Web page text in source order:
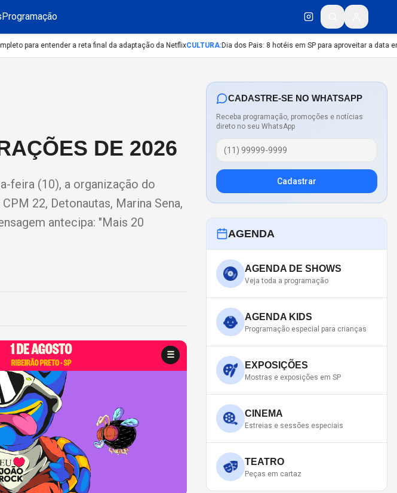
Programação
para entender a reta final da adaptação da NetflixCULTURA:Dia dos Pais: 8 hotéis em SP para aproveitar a data em
DE 2026
feira (10), a organização do
22, Detonautas, Marina Sena,
antecipa: "Mais 20
CADASTRE-SE NO WHATSAPP
Receba programação, promoções e notícias
direto no seu WhatsApp
Cadastrar
AGENDA
AGENDA DE SHOWS
Veja toda a programação
AGENDA KIDS
Programação especial para crianças
EXPOSIÇÕES
Mostras e exposições em SP
CINEMA
Estreias e sessões especiais
TEATRO
Peças em cartaz